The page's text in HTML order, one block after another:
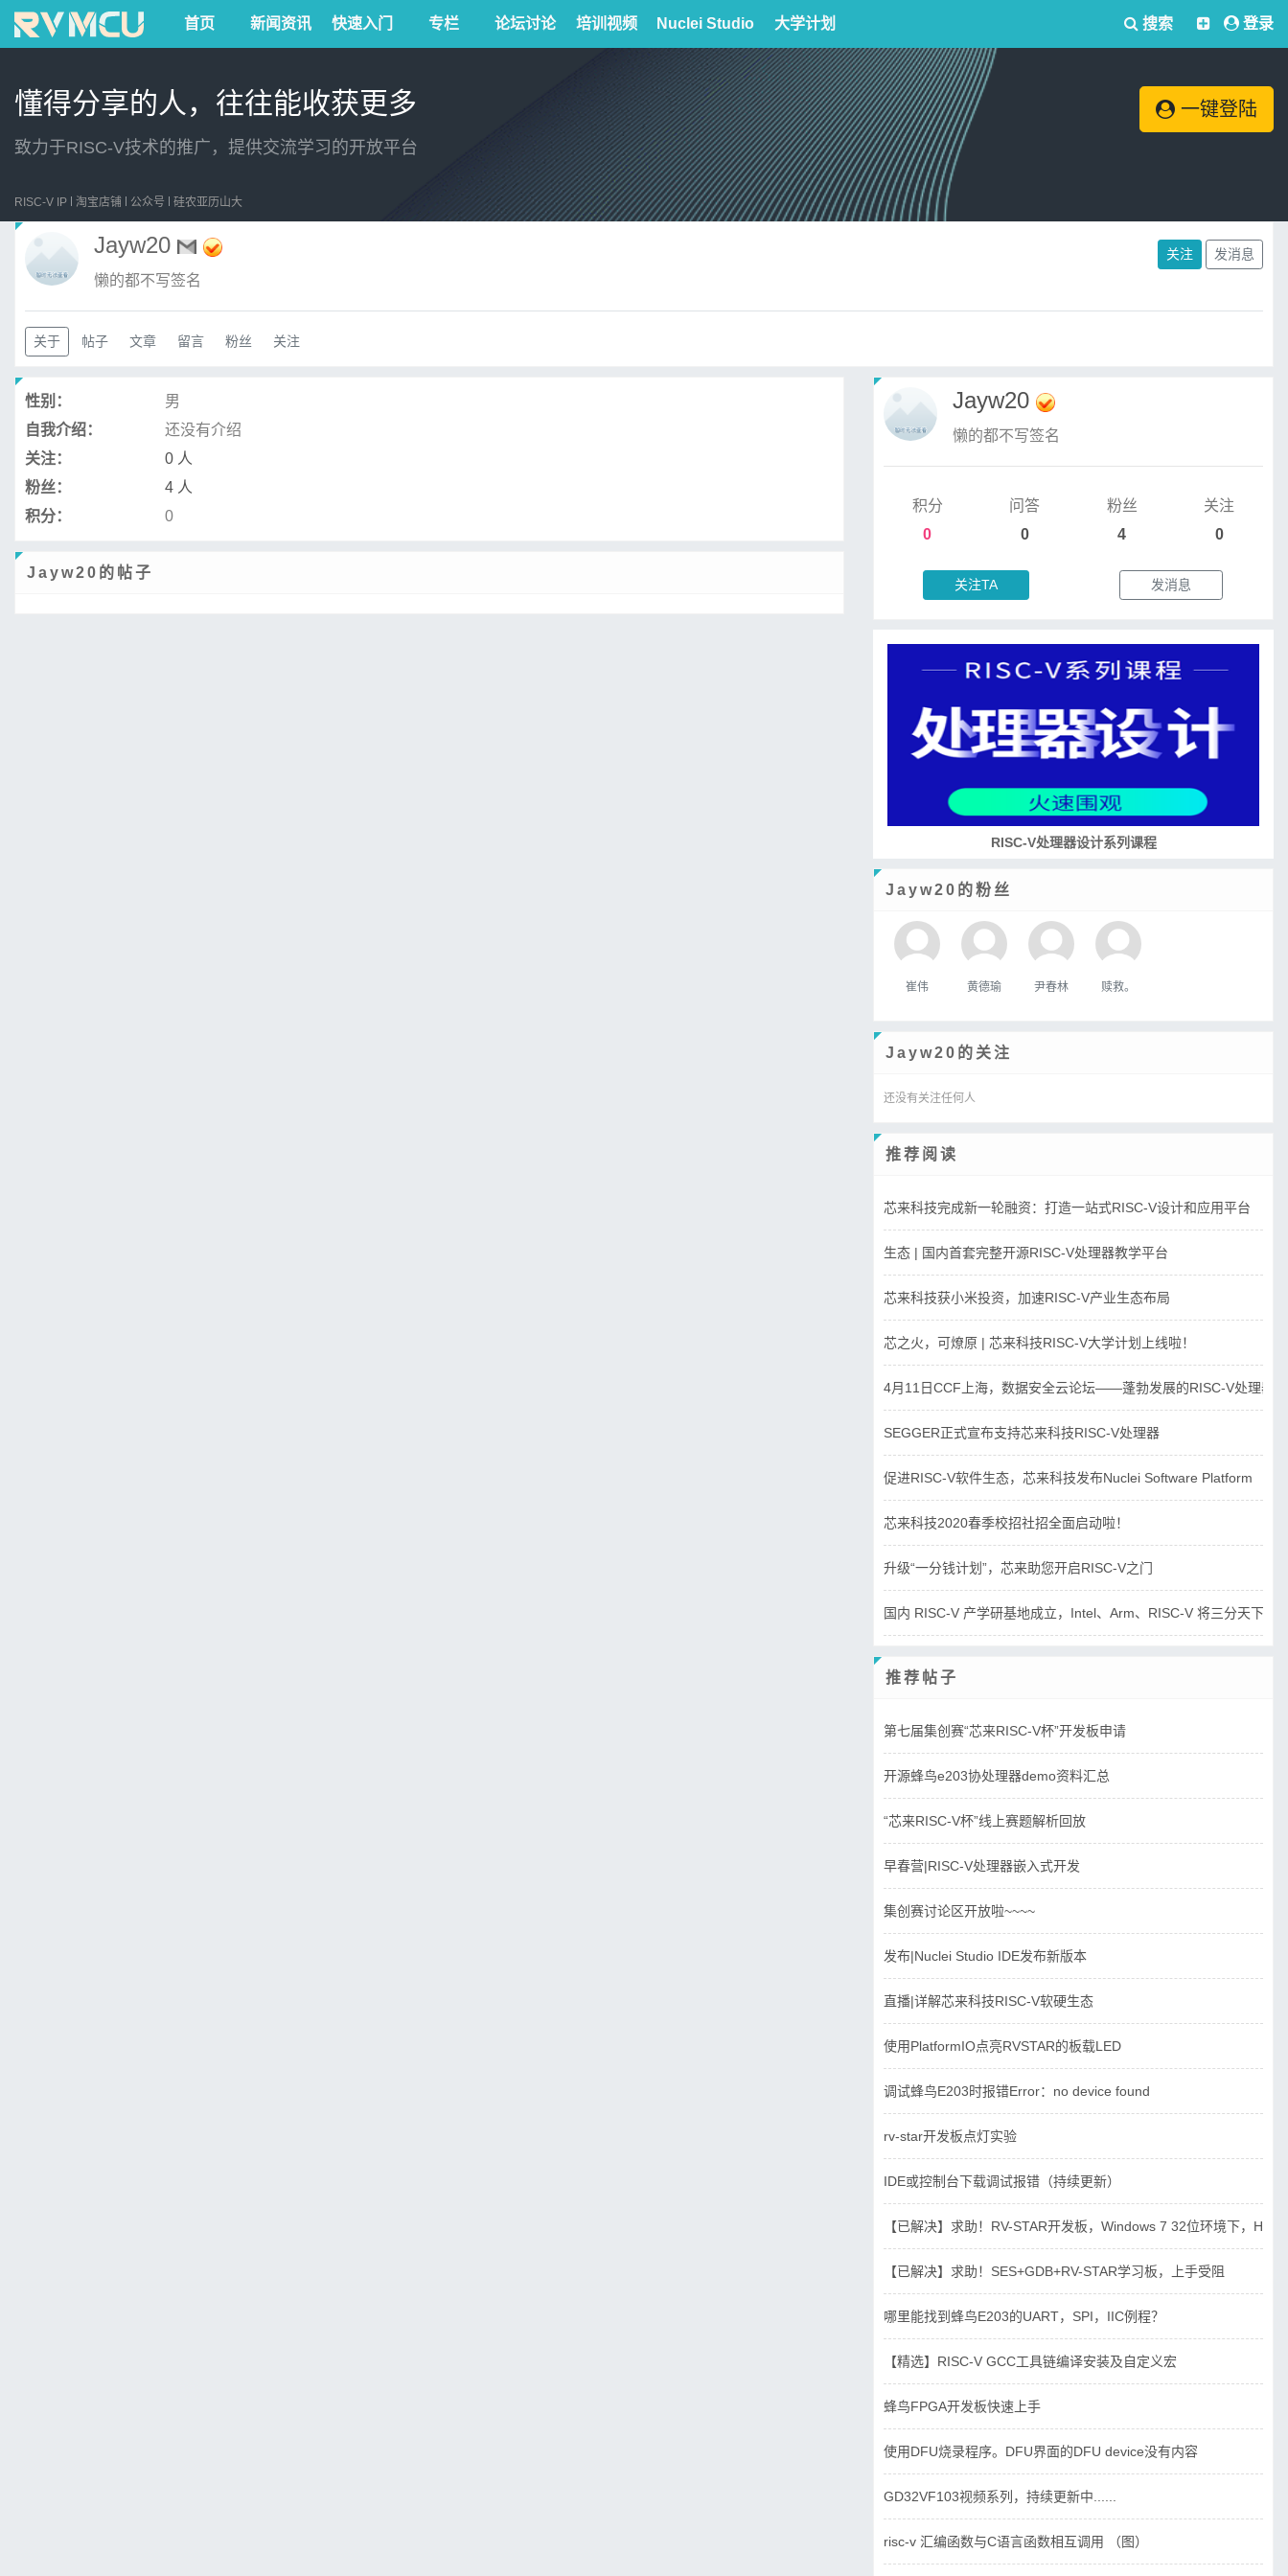
首页 新闻资讯 快速入门 专栏 论坛讨论 培训视频 Nuclei Studio 大学计划 搜索 登录
懂得分享的人，往往能收获更多
致力于RISC-V技术的推广，提供交流学习的开放平台
一键登陆
RISC-V IP 淘宝店铺 公众号 硅农亚历山大
Jayw20
懒的都不写签名
关注 发消息
关于 帖子 文章 留言 粉丝 关注
性别：
男
自我介绍：
还没有介绍
关注：
0 人
粉丝：
4 人
积分：
0
Jayw20的帖子
Jayw20
懒的都不写签名
积分
0
问答
0
粉丝
4
关注
0
关注TA 发消息
RISC-V处理器设计系列课程
Jayw20的粉丝
崔伟 黄德瑜 尹春林 赎救。
Jayw20的关注
还没有关注任何人
推荐阅读
芯来科技完成新一轮融资：打造一站式RISC-V设计和应用平台
生态 | 国内首套完整开源RISC-V处理器教学平台
芯来科技获小米投资，加速RISC-V产业生态布局
芯之火，可燎原 | 芯来科技RISC-V大学计划上线啦！
4月11日CCF上海，数据安全云论坛——蓬勃发展的RISC-V处理器
SEGGER正式宣布支持芯来科技RISC-V处理器
促进RISC-V软件生态，芯来科技发布Nuclei Software Platform
芯来科技2020春季校招社招全面启动啦！
升级“一分钱计划”，芯来助您开启RISC-V之门
国内 RISC-V 产学研基地成立，Intel、Arm、RISC-V 将三分天下？
推荐帖子
第七届集创赛“芯来RISC-V杯”开发板申请
开源蜂鸟e203协处理器demo资料汇总
“芯来RISC-V杯”线上赛题解析回放
早春营|RISC-V处理器嵌入式开发
集创赛讨论区开放啦~~~~
发布|Nuclei Studio IDE发布新版本
直播|详解芯来科技RISC-V软硬生态
使用PlatformIO点亮RVSTAR的板载LED
调试蜂鸟E203时报错Error：no device found
rv-star开发板点灯实验
IDE或控制台下载调试报错（持续更新）
【已解决】求助！RV-STAR开发板，Windows 7 32位环境下，
【已解决】求助！SES+GDB+RV-STAR学习板，上手受阻
哪里能找到蜂鸟E203的UART，SPI，IIC例程？
【精选】RISC-V GCC工具链编译安装及自定义宏
蜂鸟FPGA开发板快速上手
使用DFU烧录程序。DFU界面的DFU device没有内容
GD32VF103视频系列，持续更新中......
risc-v 汇编函数与C语言函数相互调用 （图）